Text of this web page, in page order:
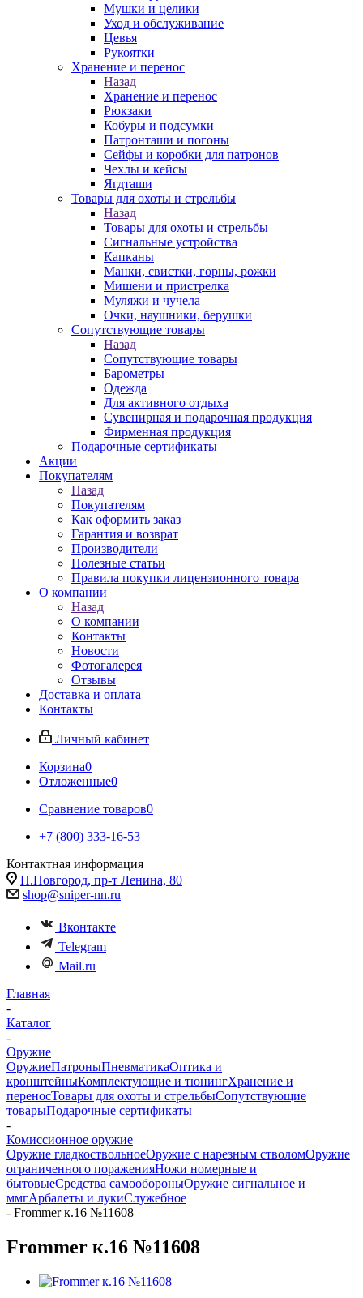
Мушки и целики
Уход и обслуживание
Цевья
Рукоятки
Хранение и перенос
Назад
Хранение и перенос
Рюкзаки
Кобуры и подсумки
Патронташи и погоны
Сейфы и коробки для патронов
Чехлы и кейсы
Ягдташи
Товары для охоты и стрельбы
Назад
Товары для охоты и стрельбы
Сигнальные устройства
Капканы
Манки, свистки, горны, рожки
Мишени и пристрелка
Муляжи и чучела
Очки, наушники, берушки
Сопутствующие товары
Назад
Сопутствующие товары
Барометры
Одежда
Для активного отдыха
Сувенирная и подарочная продукция
Фирменная продукция
Подарочные сертификаты
Акции
Покупателям
Назад
Покупателям
Как оформить заказ
Гарантия и возврат
Производители
Полезные статьи
Правила покупки лицензионного товара
О компании
Назад
О компании
Контакты
Новости
Фотогалерея
Отзывы
Доставка и оплата
Контакты
Личный кабинет
Корзина0
Отложенные0
Сравнение товаров0
+7 (800) 333-16-53
Контактная информация
Н.Новгород, пр-т Ленина, 80
shop@sniper-nn.ru
Вконтакте
Telegram
Mail.ru
Главная
-
Каталог
-
Оружие
ОружиеПатроныПневматикаОптика и
кронштейныКомплектующие и тюнингХранение и
переносТовары для охоты и стрельбыСопутствующие
товарыПодарочные сертификаты
-
Комиссионное оружие
Оружие гладкоствольноеОружие с нарезным стволомОружие
ограниченного пораженияНожи номерные и
бытовыеСредства самообороныОружие сигнальное и
ммгАрбалеты и лукиСлужебное
- Frommer к.16 №11608
Frommer к.16 №11608